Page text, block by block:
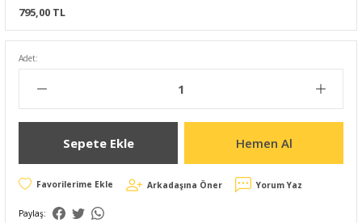
795,00 TL
Adet:
Sepete Ekle Hemen Al
Arkadaşına Öner Yorum Yaz
Paylaş: